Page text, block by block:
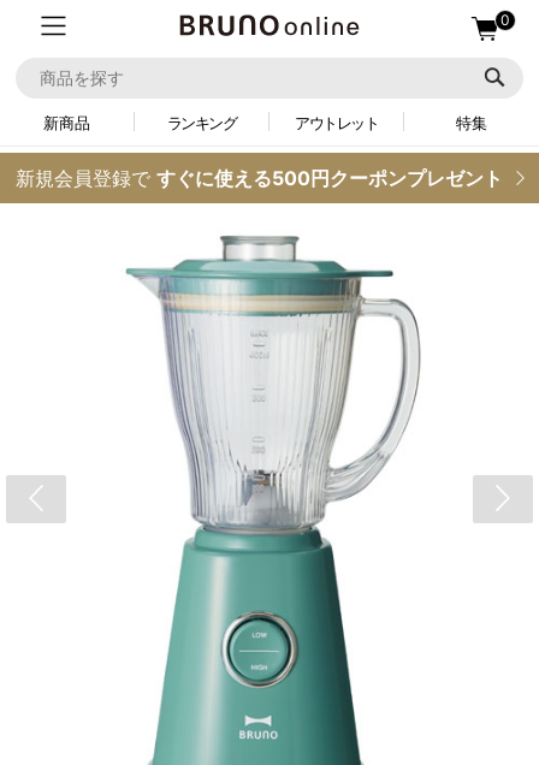
0
新商品 ランキング アウトレット 特集
新規会員登録で すぐに使える500円クーポンプレゼント